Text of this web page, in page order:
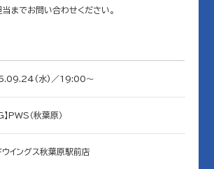
までお問い合わせください。
水)／19:00〜
】PWS（秋葉原）
ウイングス秋葉原駅前店